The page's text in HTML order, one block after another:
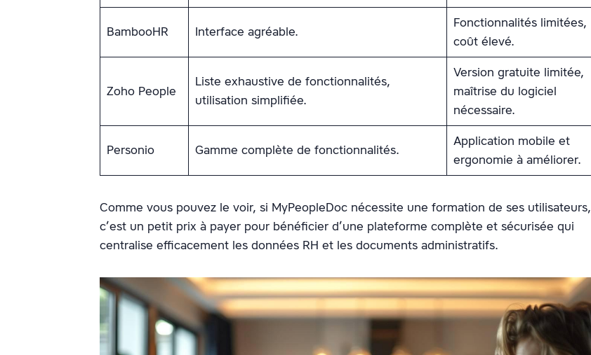
BambooHR Interface agréable.
Fonctionnalités limitées,
coût élevé.
Zoho People
Liste exhaustive de fonctionnalités,
utilisation simplifiée.
Version gratuite limitée,
maîtrise du logiciel
nécessaire.
Personio Gamme complète de fonctionnalités.
Application mobile et
ergonomie à améliorer.
Comme vous pouvez le voir, si MyPeopleDoc nécessite une formation de ses utilisateurs,
c’est un petit prix à payer pour bénéficier d’une plateforme complète et sécurisée qui
centralise efficacement les données RH et les documents administratifs.